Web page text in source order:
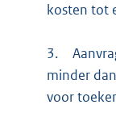
kosten tot
3.
minder
voor